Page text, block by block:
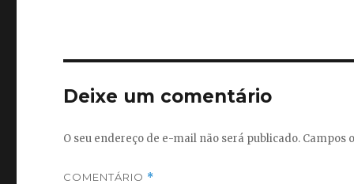
Deixe um comentário
O seu endereço de e-mail não será publicado. Campos
COMENTÁRIO *